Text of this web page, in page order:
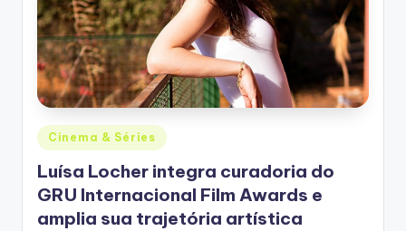
Posted
in
Cinema & Séries
Luísa Locher integra curadoria do
GRU Internacional Film Awards e
amplia sua trajetória artística